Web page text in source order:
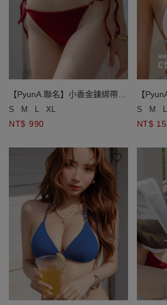
【PyunA.聯名】小香金鍊綁帶低
腰泳褲
S M L XL
NT$ 990
【
小巧杯
S M L
NT$